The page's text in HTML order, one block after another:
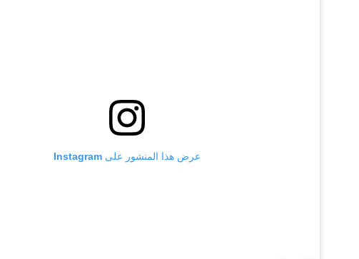
عرض هذا المنشور على Instagram